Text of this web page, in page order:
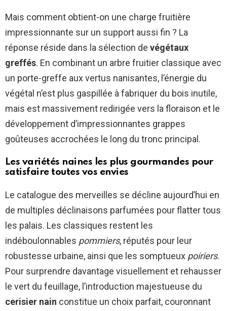
Mais comment obtient-on une charge fruitière
impressionnante sur un support aussi fin ? La
réponse réside dans la sélection de végétaux
greffés. En combinant un arbre fruitier classique avec
un porte-greffe aux vertus nanisantes, l’énergie du
végétal n’est plus gaspillée à fabriquer du bois inutile,
mais est massivement redirigée vers la floraison et le
développement d’impressionnantes grappes
goûteuses accrochées le long du tronc principal.
Les variétés naines les plus gourmandes pour
satisfaire toutes vos envies
Le catalogue des merveilles se décline aujourd’hui en
de multiples déclinaisons parfumées pour flatter tous
les palais. Les classiques restent les
indéboulonnables pommiers, réputés pour leur
robustesse urbaine, ainsi que les somptueux poiriers.
Pour surprendre davantage visuellement et rehausser
le vert du feuillage, l’introduction majestueuse du
cerisier nain constitue un choix parfait, couronnant